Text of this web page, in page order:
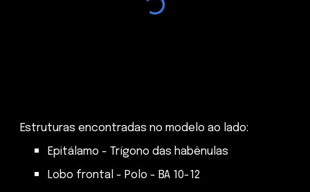
Estruturas encontradas no modelo ao lado:
Epitálamo - Trígono das habênulas
Lobo frontal - Polo - BA 10-12